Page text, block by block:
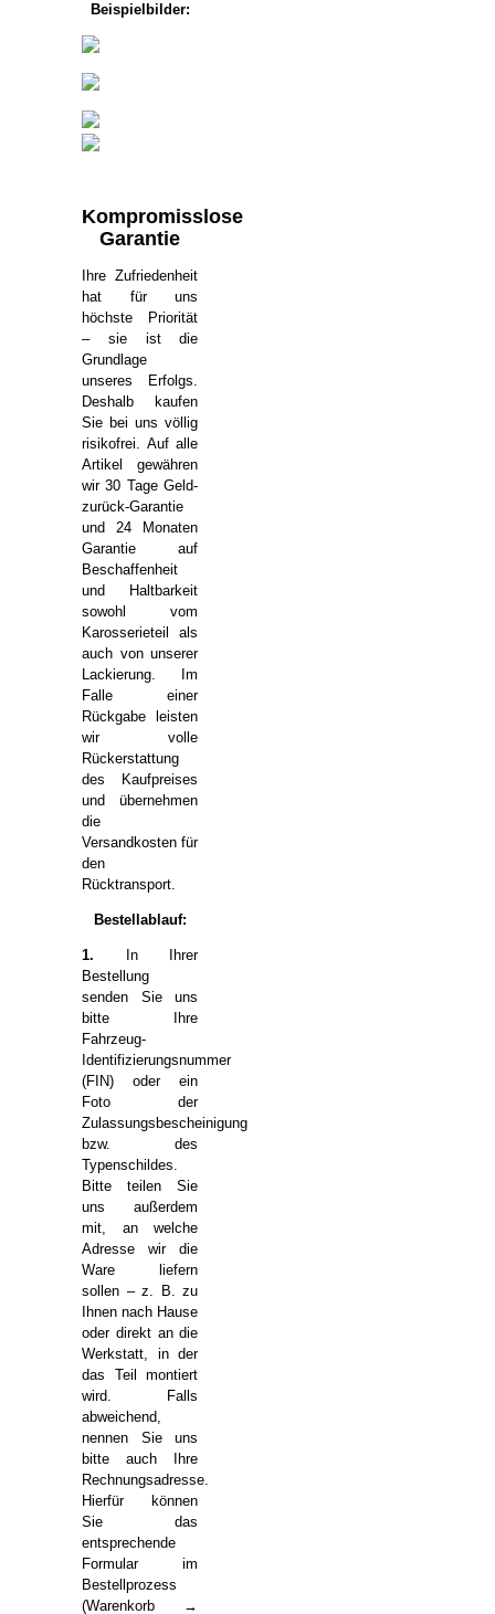
Beispielbilder:
Kompromisslose
Garantie
Ihre Zufriedenheit
hat für uns
höchste Priorität
– sie ist die
Grundlage
unseres Erfolgs.
Deshalb kaufen
Sie bei uns völlig
risikofrei. Auf alle
Artikel gewähren
wir 30 Tage Geld-
zurück-Garantie
und 24 Monaten
Garantie auf
Beschaffenheit
und Haltbarkeit
sowohl vom
Karosserieteil als
auch von unserer
Lackierung. Im
Falle einer
Rückgabe leisten
wir volle
Rückerstattung
des Kaufpreises
und übernehmen
die
Versandkosten für
den
Rücktransport.
Bestellablauf:
1. In Ihrer
Bestellung
senden Sie uns
bitte Ihre
Fahrzeug-
Identifizierungsnummer
(FIN) oder ein
Foto der
Zulassungsbescheinigung
bzw. des
Typenschildes.
Bitte teilen Sie
uns außerdem
mit, an welche
Adresse wir die
Ware liefern
sollen – z. B. zu
Ihnen nach Hause
oder direkt an die
Werkstatt, in der
das Teil montiert
wird. Falls
abweichend,
nennen Sie uns
bitte auch Ihre
Rechnungsadresse.
Hierfür können
Sie das
entsprechende
Formular im
Bestellprozess
(Warenkorb →